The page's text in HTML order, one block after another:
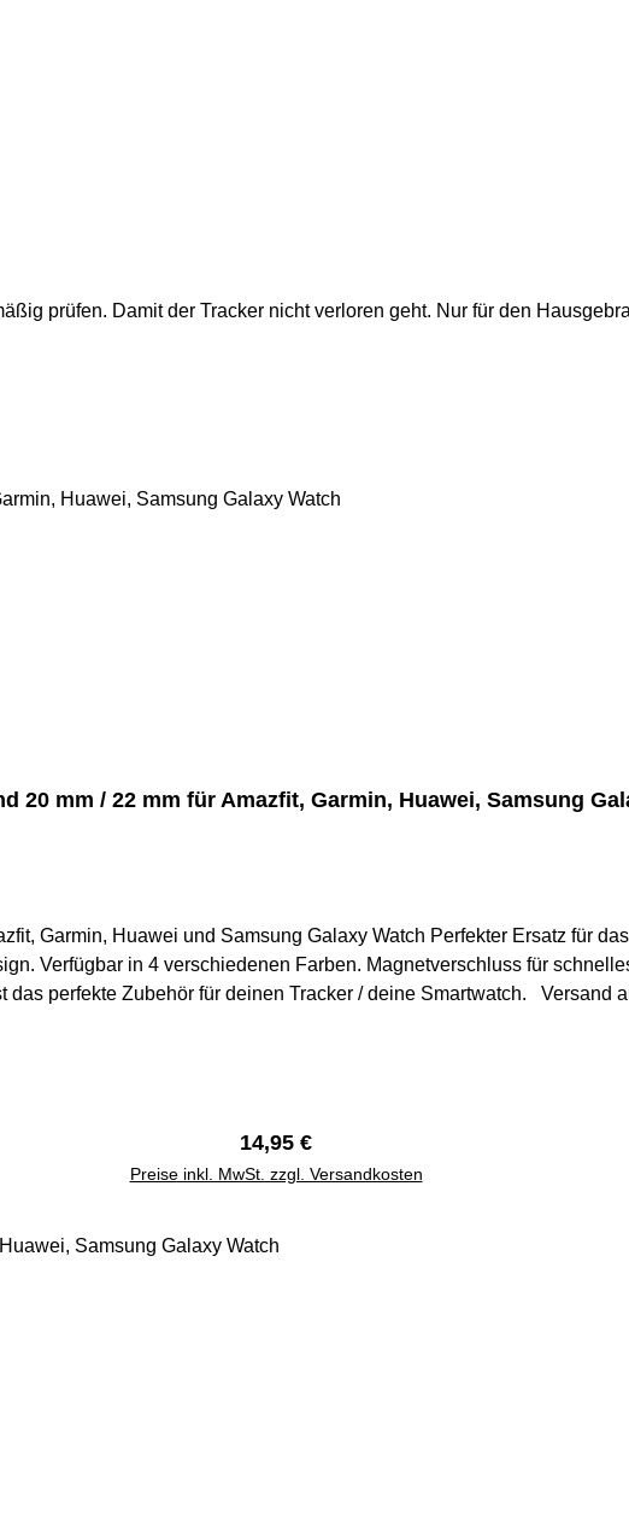
prüfen. Damit der Tracker nicht verloren geht. Nur für den
20 mm / 22 mm für Amazfit, Garmin, Huawei, Samsung
Garmin, Huawei und Samsung Galaxy Watch Perfekter Ersatz für
Verfügbar in 4 verschiedenen Farben. Magnetverschluss für
deinen Tracker / deine Smartwatch. Versand aus Deutschland. Versand innerhalb eines
Regulärer Preis:
14,95 €
Preise inkl. MwSt. zzgl. Versandkosten